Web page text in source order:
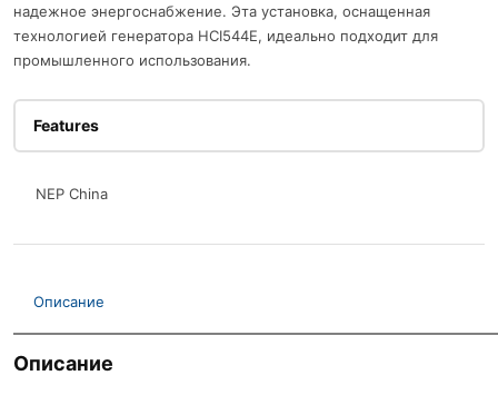
надежное энергоснабжение. Эта установка, оснащенная
технологией генератора HCI544E, идеально подходит для
промышленного использования.
Features
NEP China
Описание
Описание